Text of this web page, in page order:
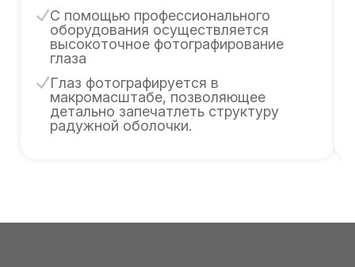
C помощью профессионального
оборудования осуществляется
высокоточное фотографирование
глаза
Глаз фотографируется в
макромасштабе, позволяющее
детально запечатлеть структуру
радужной оболочки.